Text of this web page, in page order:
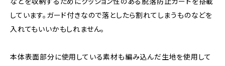
しています。ガード付きなので落としたら割れてしまうものなどを
入れてもいいかもしれません。
本体表面部分に使用している素材も編み込んだ生地を使用して